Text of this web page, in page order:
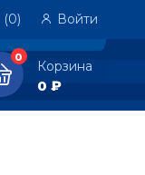
(0) Войти
0
Корзина
0 ₽